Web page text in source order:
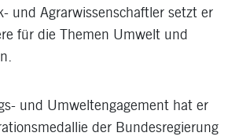
und Agrarwissenschaftler setzt er
für die Themen Umwelt und
und Umweltengagement hat er
der Bundesregierung